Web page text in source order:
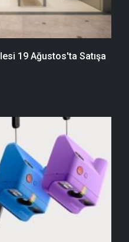
19 Ağustos'ta Satışa